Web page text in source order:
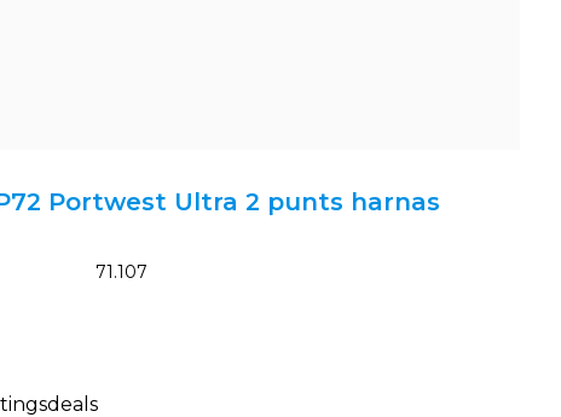
Portwest Ultra 2 punts harnas
71.107